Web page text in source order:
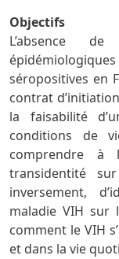
Objectifs
L’absence
séropositives en
contrat
la faisabilité
conditions de
comprendre
transidentité
inversement,
maladie VIH sur
comment le VIH
et dans la vie